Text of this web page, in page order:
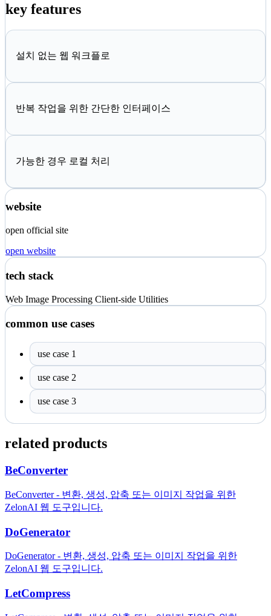
key features
설치 없는 웹 워크플로
반복 작업을 위한 간단한 인터페이스
가능한 경우 로컬 처리
website
open official site
open website
tech stack
Web Image Processing Client-side Utilities
common use cases
use case 1
use case 2
use case 3
related products
BeConverter
BeConverter - 변환, 생성, 압축 또는 이미지 작업을 위한
ZelonAI 웹 도구입니다.
DoGenerator
DoGenerator - 변환, 생성, 압축 또는 이미지 작업을 위한
ZelonAI 웹 도구입니다.
LetCompress